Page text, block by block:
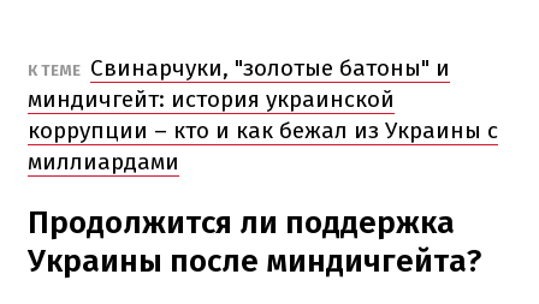
К ТЕМЕ Свинарчуки, "золотые батоны" и
миндичгейт: история украинской
коррупции – кто и как бежал из Украины с
миллиардами
Продолжится ли поддержка
Украины после миндичгейта?